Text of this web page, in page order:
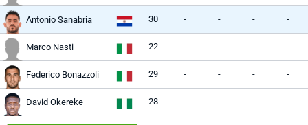
Antonio Sanabria 30 - - - -
Marco Nasti 22 - - - -
Federico Bonazzoli 29 - - - -
David Okereke 28 - - - -